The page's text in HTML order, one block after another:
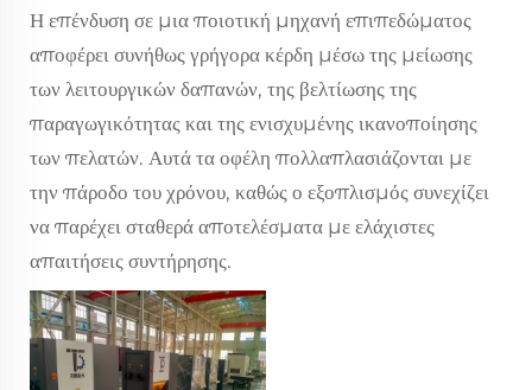
Η επένδυση σε μια ποιοτική μηχανή επιπεδώματος
αποφέρει συνήθως γρήγορα κέρδη μέσω της μείωσης
των λειτουργικών δαπανών, της βελτίωσης της
παραγωγικότητας και της ενισχυμένης ικανοποίησης
των πελατών. Αυτά τα οφέλη πολλαπλασιάζονται με
την πάροδο του χρόνου, καθώς ο εξοπλισμός συνεχίζει
να παρέχει σταθερά αποτελέσματα με ελάχιστες
απαιτήσεις συντήρησης.